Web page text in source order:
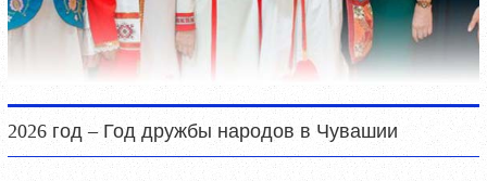
2026 год – Год дружбы народов в Чувашии